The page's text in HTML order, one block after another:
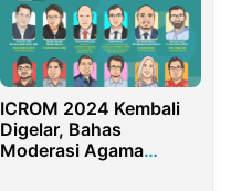
ICROM 2024 Kembali
Digelar, Bahas
Moderasi Agama